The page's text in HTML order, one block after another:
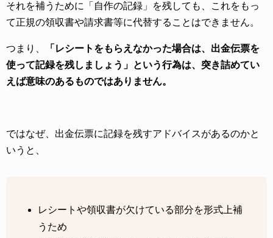
それを補うために「自作の記録」を残しても、これをもっ
て正規の領収書や請求書等に代替することはできません。
つまり、
「レシートをもらえなかった場合は、出金伝票を
使って記録を残しましょう」という行為は、突き詰めてい
えば意味のあるものではありません。
ではなぜ、出金伝票に記録を残すアドバイスがあるのかと
いうと、
レシートや領収書が欠けている部分を形式上補
うため